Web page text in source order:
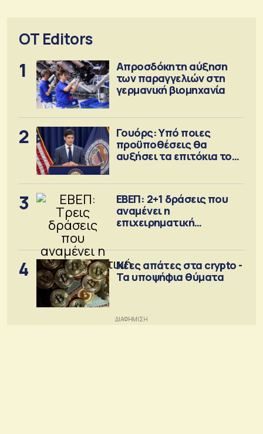
OT Editors
1
Απροσδόκητη αύξηση
των παραγγελιών στη
γερμανική βιομηχανία
2
Γουόρς: Υπό ποιες
προϋποθέσεις θα
αυξήσει τα επιτόκια τον
3
ΕΒΕΠ: 2+1 δράσεις που
αναμένει η
επιχειρηματική
4
Νέες απάτες στα crypto -
Τα υποψήφια θύματα